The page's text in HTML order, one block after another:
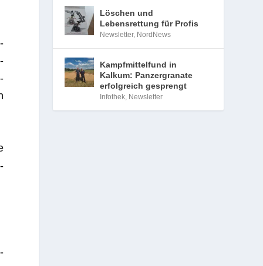
Löschen und
Lebensrettung für Profis
Newsletter, NordNews
Kampfmittelfund in
Kalkum: Panzergranate
erfolgreich gesprengt
Infothek, Newsletter